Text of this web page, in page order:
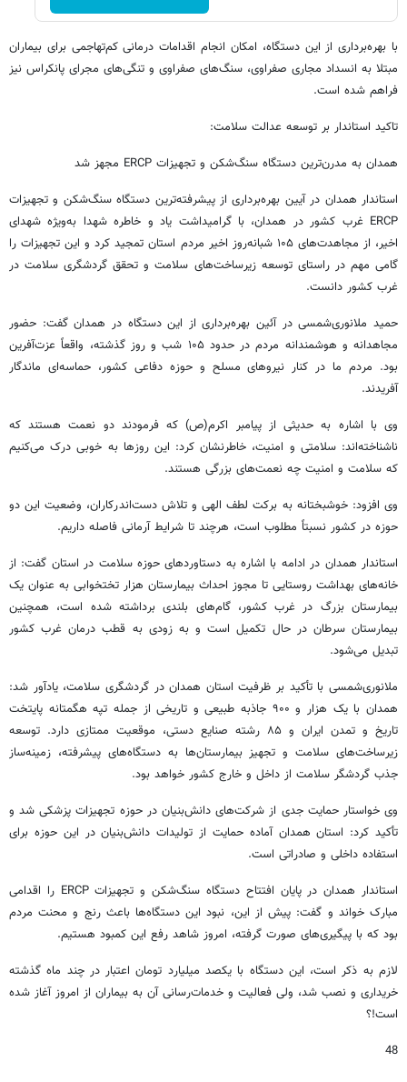
با بهره‌برداری از این دستگاه، امکان انجام اقدامات درمانی کم‌تهاجمی برای بیماران
مبتلا به انسداد مجاری صفراوی، سنگ‌های صفراوی و تنگی‌های مجرای پانکراس نیز
فراهم شده است.
تاکید استاندار بر توسعه عدالت سلامت:
همدان به مدرن‌ترین دستگاه سنگ‌شکن و تجهیزات ERCP مجهز شد
استاندار همدان در آیین بهره‌برداری از پیشرفته‌ترین دستگاه سنگ‌شکن و تجهیزات
ERCP غرب کشور در همدان، با گرامیداشت یاد و خاطره شهدا به‌ویژه شهدای
اخیر، از مجاهدت‌های ۱۰۵ شبانه‌روز اخیر مردم استان تمجید کرد و این تجهیزات را
گامی مهم در راستای توسعه زیرساخت‌های سلامت و تحقق گردشگری سلامت در
غرب کشور دانست.
حمید ملانوری‌شمسی در آئین بهره‌برداری از این دستگاه در همدان گفت: حضور
مجاهدانه و هوشمندانه مردم در حدود ۱۰۵ شب و روز گذشته، واقعاً عزت‌آفرین
بود. مردم ما در کنار نیروهای مسلح و حوزه دفاعی کشور، حماسه‌ای ماندگار
آفریدند.
وی با اشاره به حدیثی از پیامبر اکرم(ص) که فرمودند دو نعمت هستند که
ناشناخته‌اند: سلامتی و امنیت، خاطرنشان کرد: این روزها به خوبی درک می‌کنیم
که سلامت و امنیت چه نعمت‌های بزرگی هستند.
وی افزود: خوشبختانه به برکت لطف الهی و تلاش دست‌اندرکاران، وضعیت این دو
حوزه در کشور نسبتاً مطلوب است، هرچند تا شرایط آرمانی فاصله داریم.
استاندار همدان در ادامه با اشاره به دستاوردهای حوزه سلامت در استان گفت: از
خانه‌های بهداشت روستایی تا مجوز احداث بیمارستان هزار تختخوابی به عنوان یک
بیمارستان بزرگ در غرب کشور، گام‌های بلندی برداشته شده است، همچنین
بیمارستان سرطان در حال تکمیل است و به زودی به قطب درمان غرب کشور
تبدیل می‌شود.
ملانوری‌شمسی با تأکید بر ظرفیت استان همدان در گردشگری سلامت، یادآور شد:
همدان با یک هزار و ۹۰۰ جاذبه طبیعی و تاریخی از جمله تپه هگمتانه پایتخت
تاریخ و تمدن ایران و ۸۵ رشته صنایع دستی، موقعیت ممتازی دارد. توسعه
زیرساخت‌های سلامت و تجهیز بیمارستان‌ها به دستگاه‌های پیشرفته، زمینه‌ساز
جذب گردشگر سلامت از داخل و خارج کشور خواهد بود.
وی خواستار حمایت جدی از شرکت‌های دانش‌بنیان در حوزه تجهیزات پزشکی شد و
تأکید کرد: استان همدان آماده حمایت از تولیدات دانش‌بنیان در این حوزه برای
استفاده داخلی و صادراتی است.
استاندار همدان در پایان افتتاح دستگاه سنگ‌شکن و تجهیزات ERCP را اقدامی
مبارک خواند و گفت: پیش از این، نبود این دستگاه‌ها باعث رنج و محنت مردم
بود که با پیگیری‌های صورت گرفته، امروز شاهد رفع این کمبود هستیم.
لازم به ذکر است، این دستگاه با یکصد میلیارد تومان اعتبار در چند ماه گذشته
خریداری و نصب شد، ولی فعالیت و خدمات‌رسانی آن به بیماران از امروز آغاز شده
است!؟
48